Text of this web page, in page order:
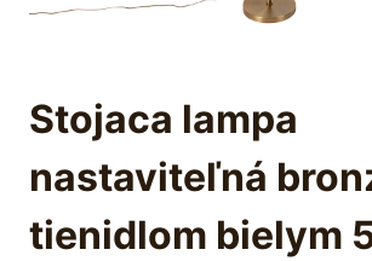
Stojaca lampa
nastaviteľná
tienidlom bielym